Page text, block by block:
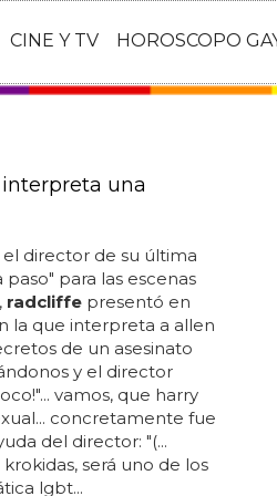
CINE Y TV HOROSCOPO
una
director de su última
para las escenas
radcliffepresentó en
la que interpreta a allen
de un asesinato
y el director
vamos, que harry
concretamente fue
del director: "(...
será uno de los
lgbt...